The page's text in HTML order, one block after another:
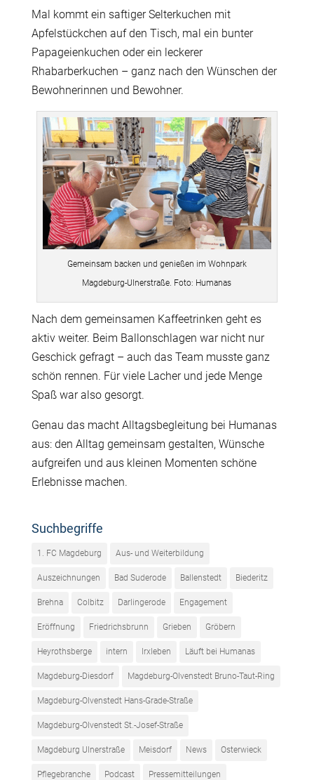
Mal kommt ein saftigerSelterkuchen mit
Apfelstückchen auf den Tisch, mal ein bunter
Papageienkuchen oder ein leckerer
Rhabarberkuchen – ganz nach den Wünschen der
Bewohnerinnen und Bewohner.
Gemeinsam backen und genießen im Wohnpark
Magdeburg-Ulnerstraße. Foto: Humanas
Nach dem gemeinsamen Kaffeetrinken geht es
aktiv weiter. Beim Ballonschlagen war nicht nur
Geschick gefragt – auch das Team musste ganz
schön rennen. Für viele Lacher und jede Menge
Spaß war also gesorgt.
Genau das macht Alltagsbegleitung bei Humanas
aus: den Alltag gemeinsam gestalten, Wünsche
aufgreifen und aus kleinen Momenten schöne
Erlebnisse machen.
Suchbegriffe
1. FC Magdeburg Aus- und Weiterbildung
Auszeichnungen Bad Suderode Ballenstedt Biederitz
Brehna Colbitz Darlingerode Engagement
Eröffnung Friedrichsbrunn Grieben Gröbern
Heyrothsberge intern Irxleben Läuft bei Humanas
Magdeburg-Diesdorf Magdeburg-Olvenstedt Bruno-Taut-Ring
Magdeburg-Olvenstedt Hans-Grade-Straße
Magdeburg-Olvenstedt St.-Josef-Straße
Magdeburg Ulnerstraße Meisdorf News Osterwieck
Pflegebranche Podcast Pressemitteilungen